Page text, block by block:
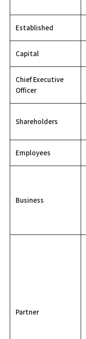
Established
Capital
Chief Executive
Officer
Shareholders
Employees
Business
Partner